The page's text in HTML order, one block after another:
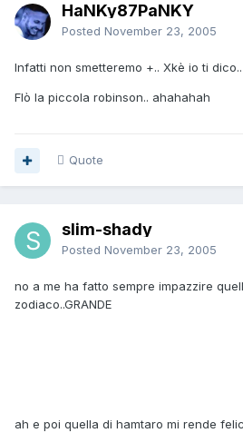
HaNKy87PaNKY
Posted November 23, 2005
Infatti non smetteremo +.. Xkè io ti dico..
Flò la piccola robinson.. ahahahah
Quote
slim-shady
Posted November 23, 2005
no a me ha fatto sempre impazzire
zodiaco..GRANDE
ah e poi quella di hamtaro mi rende